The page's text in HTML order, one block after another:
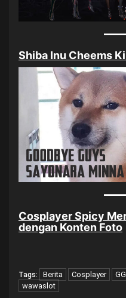
Shiba Inu Cheems
Cosplayer Spicy
dengan Konten Foto
Tags: Berita Cosplayer
wawaslot